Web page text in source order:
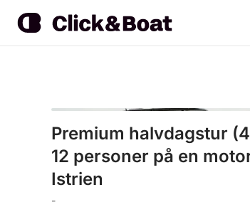
Premium halvdagstur
12 personer på en
Istrien
-